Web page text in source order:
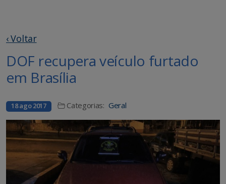
‹ Voltar
DOF recupera veículo furtado
em Brasília
18 ago 2017 Categorias: Geral